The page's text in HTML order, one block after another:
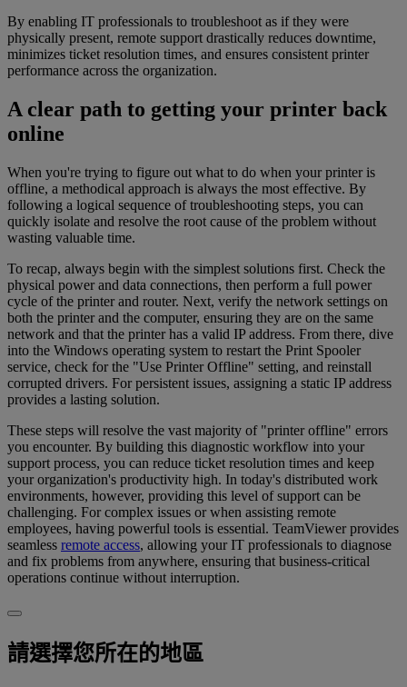
By enabling IT professionals to troubleshoot as if they were
physically present, remote support drastically reduces downtime,
minimizes ticket resolution times, and ensures consistent printer
performance across the organization.
A clear path to getting your printer back
online
When you're trying to figure out what to do when your printer is
offline, a methodical approach is always the most effective. By
following a logical sequence of troubleshooting steps, you can
quickly isolate and resolve the root cause of the problem without
wasting valuable time.
To recap, always begin with the simplest solutions first. Check the
physical power and data connections, then perform a full power
cycle of the printer and router. Next, verify the network settings on
both the printer and the computer, ensuring they are on the same
network and that the printer has a valid IP address. From there, dive
into the Windows operating system to restart the Print Spooler
service, check for the "Use Printer Offline" setting, and reinstall
corrupted drivers. For persistent issues, assigning a static IP address
provides a lasting solution.
These steps will resolve the vast majority of "printer offline" errors
you encounter. By building this diagnostic workflow into your
support process, you can reduce ticket resolution times and keep
your organization's productivity high. In today's distributed work
environments, however, providing this level of support can be
challenging. For complex issues or when assisting remote
employees, having powerful tools is essential. TeamViewer provides
seamless remote access, allowing your IT professionals to diagnose
and fix problems from anywhere, ensuring that business-critical
operations continue without interruption.
請選擇您所在的地區